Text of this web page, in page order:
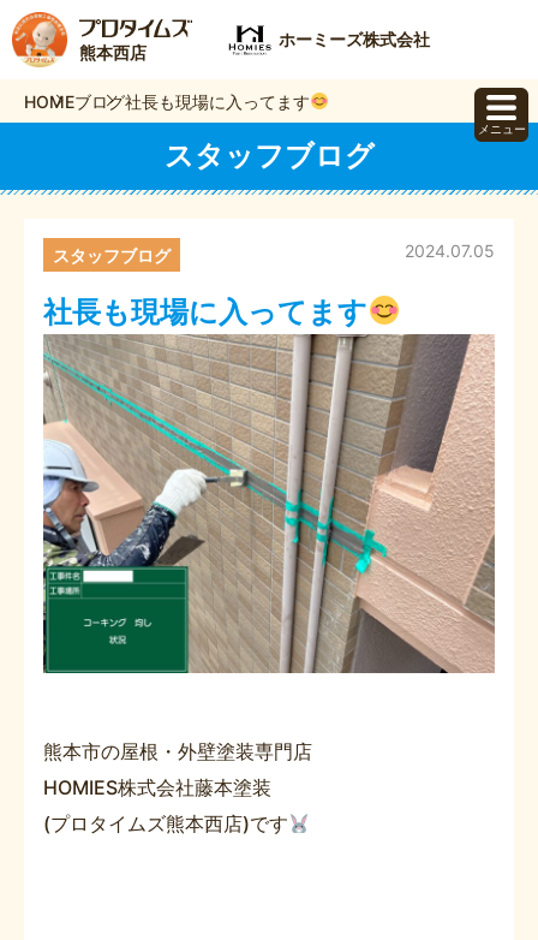
熊本西店
ホーミーズ株式会社
HOMEブログ社長も現場に入ってます
スタッフブログ
社長も現場に入ってます
2024.07.05
スタッフブログ
熊本市の屋根・外壁塗装専門店
HOMIES株式会社藤本塗装
(プロタイムズ熊本西店)です
メニュー